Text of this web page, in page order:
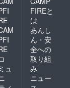
ミュ
FIREと
は
あんし
ん・安
全への
取り組
み
ニュー